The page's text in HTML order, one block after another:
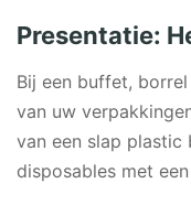
Presentatie:
Bij een buffet,
van uw
van een slap plastic
disposables met